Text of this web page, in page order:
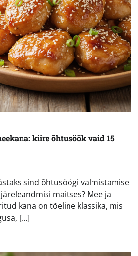
kiire õhtusöök vaid 15
sind õhtusöögi valmistamise
maitses? Mee ja
kana on tõeline klassika, mis
[…]